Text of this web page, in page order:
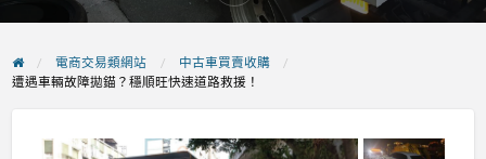
problem
電商交易類網站
中古車買賣收購
遭遇車輛故障拋錨？穩順旺快速道路救援！